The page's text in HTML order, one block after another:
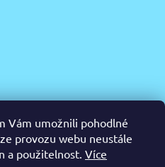
Vám umožnili pohodlné
provozu webu neustále
a použitelnost. Více